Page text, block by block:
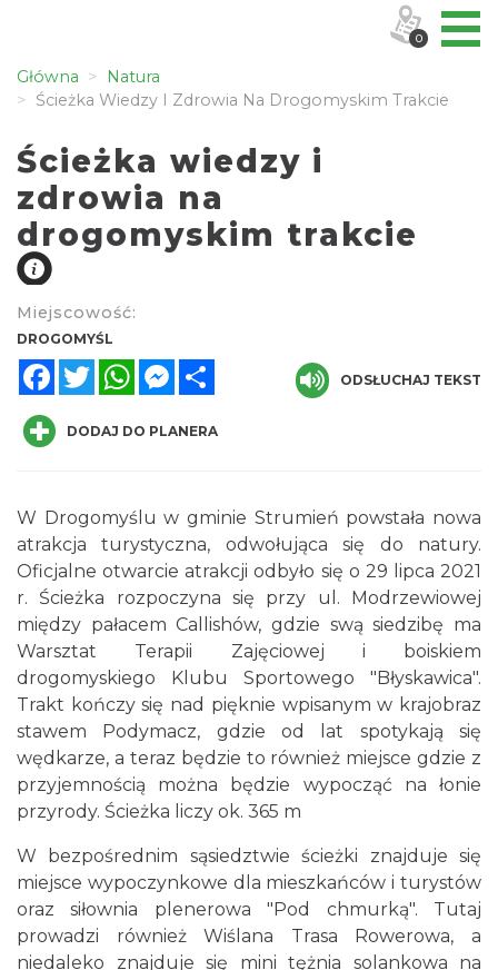
Główna
Natura
Ścieżka Wiedzy I Zdrowia Na Drogomyskim Trakcie
Ścieżka wiedzy i
zdrowia na
drogomyskim trakcie
Miejscowość:
DROGOMYŚL
FacebookTwitterWhatsAppMessenger
ODSŁUCHAJ TEKST
DODAJ DO PLANERA
W Drogomyślu w gminie Strumień powstała nowa
atrakcja turystyczna, odwołująca się do natury.
Oficjalne otwarcie atrakcji odbyło się o 29 lipca 2021
r. Ścieżka rozpoczyna się przy ul. Modrzewiowej
między pałacem Callishów, gdzie swą siedzibę ma
Warsztat Terapii Zajęciowej i boiskiem
drogomyskiego Klubu Sportowego "Błyskawica".
Trakt kończy się nad pięknie wpisanym w krajobraz
stawem Podymacz, gdzie od lat spotykają się
wędkarze, a teraz będzie to również miejsce gdzie z
przyjemnością można będzie wypocząć na łonie
przyrody. Ścieżka liczy ok. 365 m
W bezpośrednim sąsiedztwie ścieżki znajduje się
miejsce wypoczynkowe dla mieszkańców i turystów
oraz siłownia plenerowa "Pod chmurką". Tutaj
prowadzi również Wiślana Trasa Rowerowa, a
niedaleko znajduje się mini tężnia solankowa na
0